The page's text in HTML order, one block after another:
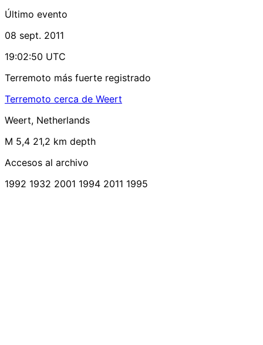
Último evento
08 sept. 2011
19:02:50 UTC
Terremoto más fuerte registrado
Terremoto cerca de Weert
Weert, Netherlands
M 5,4 21,2 km depth
Accesos al archivo
1992 1932 2001 1994 2011 1995